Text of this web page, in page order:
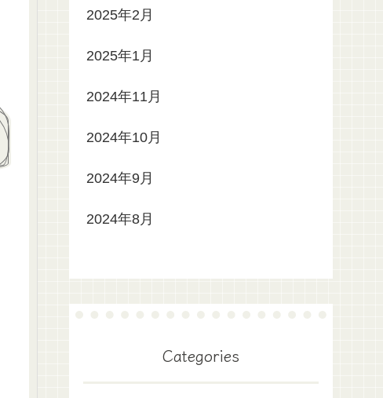
2025年2月
2025年1月
2024年11月
2024年10月
2024年9月
2024年8月
Categories